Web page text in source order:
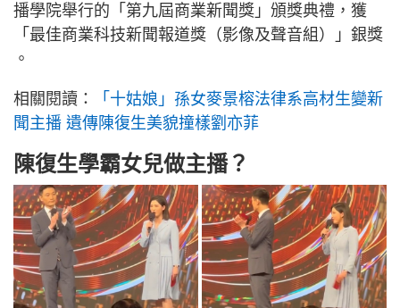
播學院舉行的「第九屆商業新聞獎」頒獎典禮，獲
「最佳商業科技新聞報道獎（影像及聲音組）」銀獎
。
相關閱讀：
「十姑娘」孫女麥景榕法律系高材生變新
聞主播 遺傳陳復生美貌撞樣劉亦菲
陳復生學霸女兒做主播？